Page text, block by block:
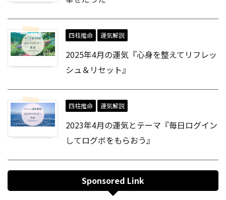
四柱推命 運気解説
2025年4月の運気『心身を整えてリフレッ
シュ＆リセット』
四柱推命 運気解説
2023年4月の運気とテーマ『毎日ログイン
してログボをもらおう』
Sponsored Link